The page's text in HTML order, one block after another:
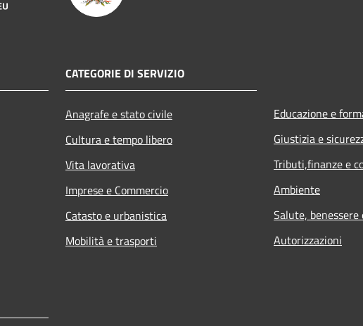
CATEGORIE DI SERVIZIO
Anagrafe e stato civile
Cultura e tempo libero
Vita lavorativa
Imprese e Commercio
Catasto e urbanistica
Mobilità e trasporti
Educazione e
Giustizia e
Tributi,finanze e
Ambiente
Salute, benessere
Autorizzazioni